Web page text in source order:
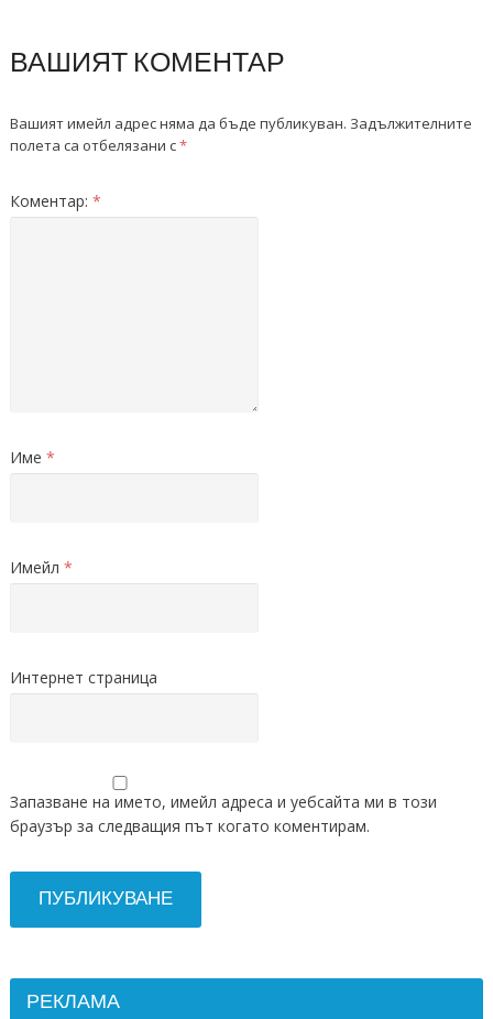
ВАШИЯТ КОМЕНТАР
Вашият имейл адрес няма да бъде публикуван. Задължителните
полета са отбелязани с*
Коментар: *
Име *
Имейл *
Интернет страница
Запазване на името, имейл адреса и уебсайта ми в този
браузър за следващия път когато коментирам.
РЕКЛАМА